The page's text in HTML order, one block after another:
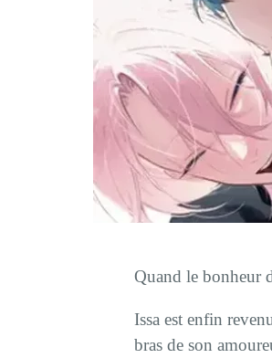
Quand le bonheur
Issa est enfin
bras de son